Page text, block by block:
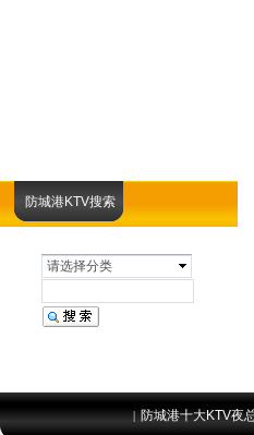
防城港KTV搜索
请选择分类
| 防城港十大KTV夜